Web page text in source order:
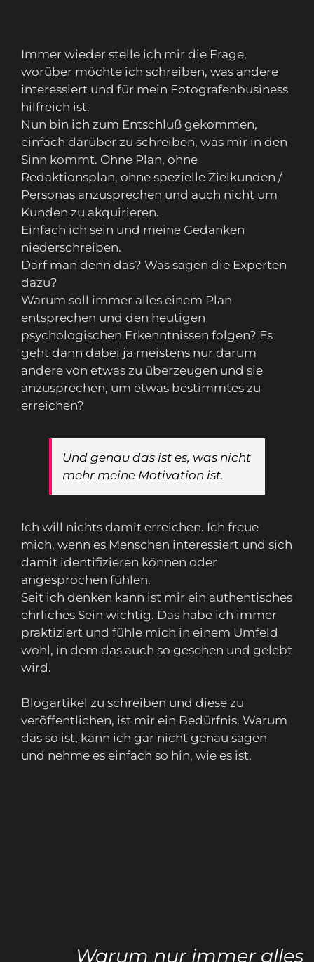
Immer wieder stelle ich mir die Frage,
worüber möchte ich schreiben, was andere
interessiert und für mein Fotografenbusiness
hilfreich ist.
Nun bin ich zum Entschluß gekommen,
einfach darüber zu schreiben, was mir in den
Sinn kommt. Ohne Plan, ohne
Redaktionsplan, ohne spezielle Zielkunden /
Personas anzusprechen und auch nicht um
Kunden zu akquirieren.
Einfach ich sein und meine Gedanken
niederschreiben.
Darf man denn das? Was sagen die Experten
dazu?
Warum soll immer alles einem Plan
entsprechen und den heutigen
psychologischen Erkenntnissen folgen? Es
geht dann dabei ja meistens nur darum
andere von etwas zu überzeugen und sie
anzusprechen, um etwas bestimmtes zu
erreichen?
Und genau das ist es, was nicht
mehr meine Motivation ist.
Ich will nichts damit erreichen. Ich freue
mich, wenn es Menschen interessiert und sich
damit identifizieren können oder
angesprochen fühlen.
Seit ich denken kann ist mir ein authentisches
ehrliches Sein wichtig. Das habe ich immer
praktiziert und fühle mich in einem Umfeld
wohl, in dem das auch so gesehen und gelebt
wird.
Blogartikel zu schreiben und diese zu
veröffentlichen, ist mir ein Bedürfnis. Warum
das so ist, kann ich gar nicht genau sagen
und nehme es einfach so hin, wie es ist.
Warum nur immer alles